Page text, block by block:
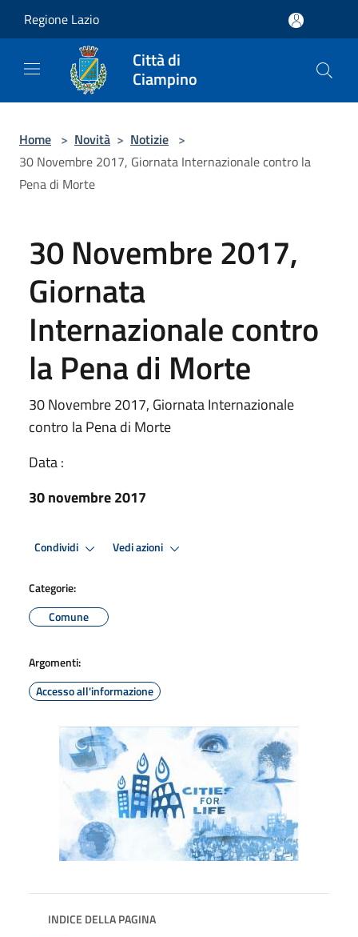
Regione Lazio
Città di
Ciampino
Home > Novità > Notizie >
30 Novembre 2017, Giornata Internazionale contro la
Pena di Morte
30 Novembre 2017,
Giornata
Internazionale contro
la Pena di Morte
30 Novembre 2017, Giornata Internazionale
contro la Pena di Morte
Data :
30 novembre 2017
Condividi Vedi azioni
Categorie:
Comune
Argomenti:
Accesso all'informazione
INDICE DELLA PAGINA